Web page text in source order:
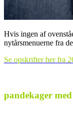
Hvis ingen af
nytårsmenuerne fra
Se opskrifter her fra
pandekager